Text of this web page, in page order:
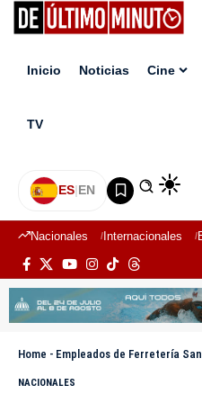
Inicio Noticias Cine
TV
ES|EN
Nacionales Internacionales
Home - Empleados de Ferretería San
NACIONALES